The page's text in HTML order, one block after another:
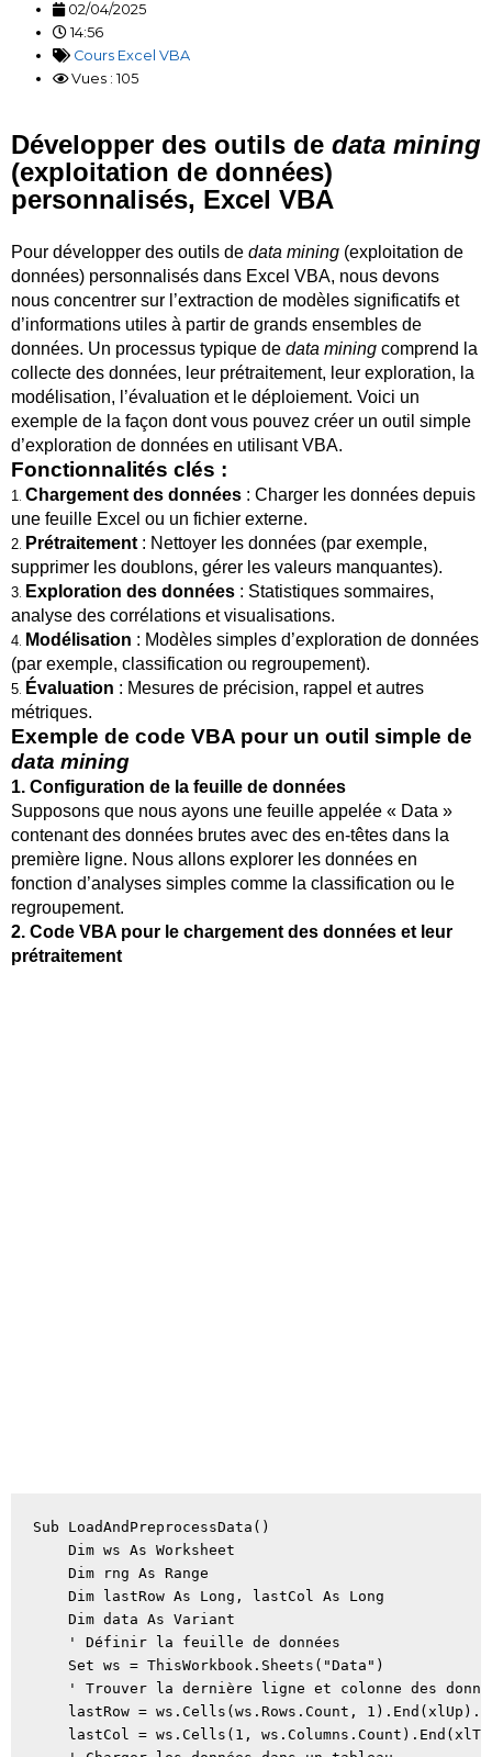
02/04/2025
14:56
Cours Excel VBA
Vues : 105
Développer des outils de data mining
(exploitation de données)
personnalisés, Excel VBA
Pour développer des outils de data mining (exploitation de
données) personnalisés dans Excel VBA, nous devons
nous concentrer sur l’extraction de modèles significatifs et
d’informations utiles à partir de grands ensembles de
données. Un processus typique de data mining comprend la
collecte des données, leur prétraitement, leur exploration, la
modélisation, l’évaluation et le déploiement. Voici un
exemple de la façon dont vous pouvez créer un outil simple
d’exploration de données en utilisant VBA.
Fonctionnalités clés :
1 Chargement des données : Charger les données depuis
une feuille Excel ou un fichier externe.
2 Prétraitement : Nettoyer les données (par exemple,
supprimer les doublons, gérer les valeurs manquantes).
3 Exploration des données : Statistiques sommaires,
analyse des corrélations et visualisations.
4 Modélisation : Modèles simples d’exploration de données
(par exemple, classification ou regroupement).
5 Évaluation : Mesures de précision, rappel et autres
métriques.
Exemple de code VBA pour un outil simple de
data mining
1. Configuration de la feuille de données
Supposons que nous ayons une feuille appelée « Data »
contenant des données brutes avec des en-têtes dans la
première ligne. Nous allons explorer les données en
fonction d’analyses simples comme la classification ou le
regroupement.
2. Code VBA pour le chargement des données et leur
prétraitement
Sub LoadAndPreprocessData()
    Dim ws As Worksheet
    Dim rng As Range
    Dim lastRow As Long, lastCol As Long
    Dim data As Variant
    ' Définir la feuille de données
    Set ws = ThisWorkbook.Sheets("Data")
' Trouver la dernière ligne et colonne des
lastRow = ws.Cells(ws.Rows.Count,
lastCol = ws.Cells(1,